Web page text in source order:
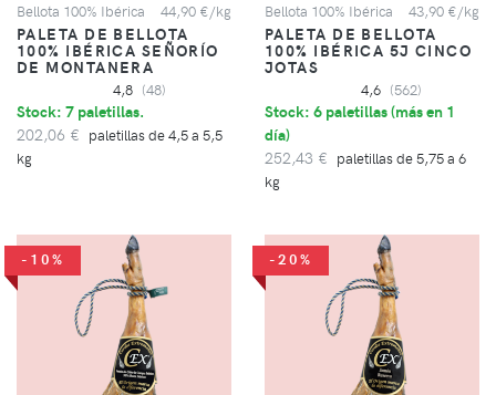
Bellota 100% Ibérica 44,90 €/kg
PALETA DE BELLOTA
100% IBÉRICA SEÑORÍO
DE MONTANERA
4,8 (48)
Stock: 7 paletillas.
202,06 € paletillas de 4,5 a 5,5
kg
Bellota 100% Ibérica 43,90 €/kg
PALETA DE BELLOTA
100% IBÉRICA 5J CINCO
JOTAS
4,6 (562)
Stock: 6 paletillas (más en 1
día)
252,43 € paletillas de 5,75 a 6
kg
-10% -20%